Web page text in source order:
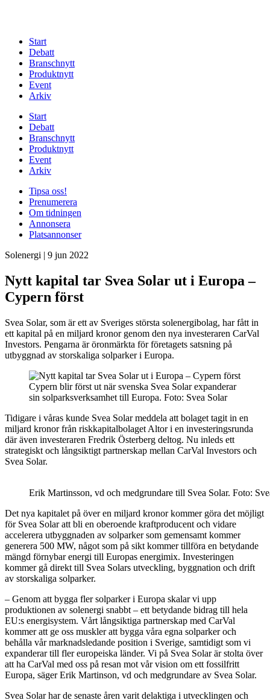
Start
Debatt
Branschnytt
Produktnytt
Event
Arkiv
Start
Debatt
Branschnytt
Produktnytt
Event
Arkiv
Tipsa oss!
Prenumerera
Om tidningen
Annonsera
Platsannonser
Solenergi | 9 jun 2022
Nytt kapital tar Svea Solar ut i Europa –
Cypern först
Svea Solar, som är ett av Sveriges största solenergibolag, har fått in
ett kapital på en miljard kronor genom den nya investeraren CarVal
Investors. Pengarna är öronmärkta för företagets satsning på
utbyggnad av storskaliga solparker i Europa.
Cypern blir först ut när svenska Svea Solar expanderar
sin solparksverksamhet till Europa. Foto: Svea Solar
Tidigare i våras kunde Svea Solar meddela att bolaget tagit in en
miljard kronor från riskkapitalbolaget Altor i en investeringsrunda
där även investeraren Fredrik Österberg deltog. Nu inleds ett
strategiskt och långsiktigt partnerskap mellan CarVal Investors och
Svea Solar.
Erik Martinsson, vd och medgrundare till Svea Solar. Foto:
Det nya kapitalet på över en miljard kronor kommer göra det möjligt
för Svea Solar att bli en oberoende kraftproducent och vidare
accelerera utbyggnaden av solparker som gemensamt kommer
generera 500 MW, något som på sikt kommer tillföra en betydande
mängd förnybar energi till Europas energimix. Investeringen
kommer gå direkt till Svea Solars utveckling, byggnation och drift
av storskaliga solparker.
– Genom att bygga fler solparker i Europa skalar vi upp
produktionen av solenergi snabbt – ett betydande bidrag till hela
EU:s energisystem. Vårt långsiktiga partnerskap med CarVal
kommer att ge oss muskler att bygga våra egna solparker och
behålla vår marknadsledande position i Sverige, samtidigt som vi
expanderar till fler europeiska länder. Vi på Svea Solar är stolta över
att ha CarVal med oss på resan mot vår vision om ett fossilfritt
Europa, säger Erik Martinson, vd och medgrundare av Svea Solar.
Svea Solar har de senaste åren varit delaktiga i utvecklingen och